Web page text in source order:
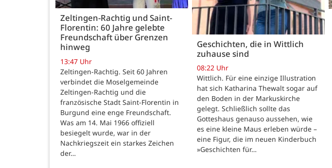
Zeltingen-Rachtig und Saint-
Florentin: 60 Jahre gelebte
Freundschaft über Grenzen
hinweg
13:47 Uhr
Zeltingen-Rachtig. Seit 60 Jahren
verbindet die Moselgemeinde
Zeltingen-Rachtig und die
französische Stadt Saint-Florentin in
Burgund eine enge Freundschaft.
Was am 14. Mai 1966 offiziell
besiegelt wurde, war in der
Nachkriegszeit ein starkes Zeichen
der…
Geschichten, die in Wittlich
zuhause sind
08:22 Uhr
Wittlich. Für eine einzige Illustration
hat sich Katharina Thewalt sogar auf
den Boden in der Markuskirche
gelegt. Schließlich sollte das
Gotteshaus genauso aussehen, wie
es eine kleine Maus erleben würde –
eine Figur, die im neuen Kinderbuch
»Geschichten für…